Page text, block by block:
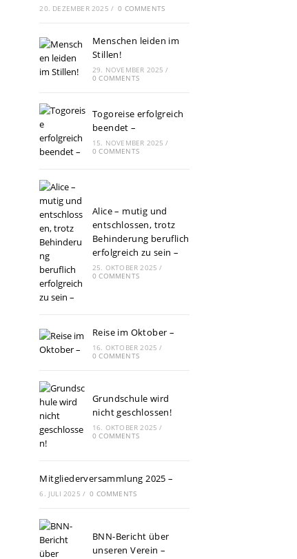
20. DEZEMBER 2025 / 0 COMMENTS
Menschen leiden im
Stillen!
29. NOVEMBER 2025 /
0 COMMENTS
Togoreise erfolgreich
beendet –
15. NOVEMBER 2025 /
0 COMMENTS
Alice – mutig und
entschlossen, trotz
Behinderung beruflich
erfolgreich zu sein –
25. OKTOBER 2025 /
0 COMMENTS
Reise im Oktober –
16. OKTOBER 2025 /
0 COMMENTS
Grundschule wird
nicht geschlossen!
16. OKTOBER 2025 /
0 COMMENTS
Mitgliederversammlung 2025 –
6. JULI 2025 / 0 COMMENTS
BNN-Bericht über
unseren Verein –